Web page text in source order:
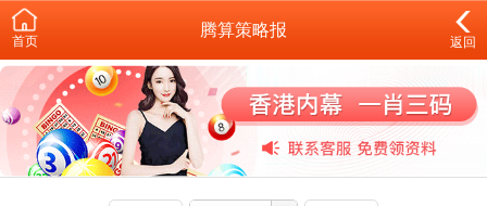
首页
腾算策略报
返回